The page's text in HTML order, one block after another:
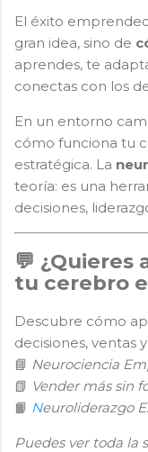
El éxito
gran idea, sino de
aprendes, te
conectas con los
En un entorno
cómo funciona tu
estratégica. La
teoría: es una
decisiones,
💬
tu cerebro
Descubre cómo
decisiones, ventas
📘 Neurociencia
📗 Vender más sin
📙 Neuroliderazgo
Puedes ver toda la